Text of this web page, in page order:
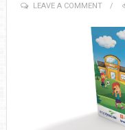
LEAVE A COMMENT